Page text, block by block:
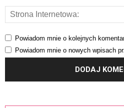
Powiadom mnie o kolejnych
Powiadom mnie o nowych wpisach